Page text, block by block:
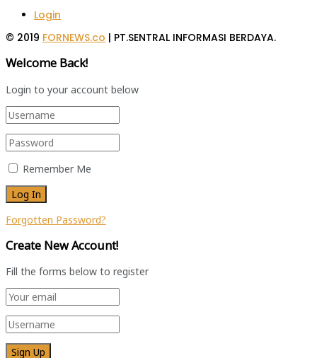
Login
© 2019 FORNEWS.co | PT.SENTRAL INFORMASI BERDAYA.
Welcome Back!
Login to your account below
Remember Me
Forgotten Password?
Create New Account!
Fill the forms below to register